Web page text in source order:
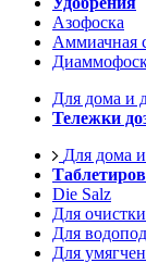
Азофоска
Аммиачная
Для дома и
Тележки
Для дома
Die Salz
Для
Для
Для